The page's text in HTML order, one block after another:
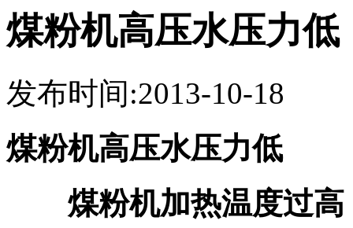
煤粉机高压水压力低
发布时间:2013-10-18
煤粉机高压水压力低
煤粉机加热温度过高